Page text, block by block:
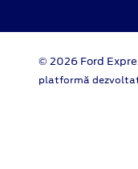
© 2026 Ford
platformă